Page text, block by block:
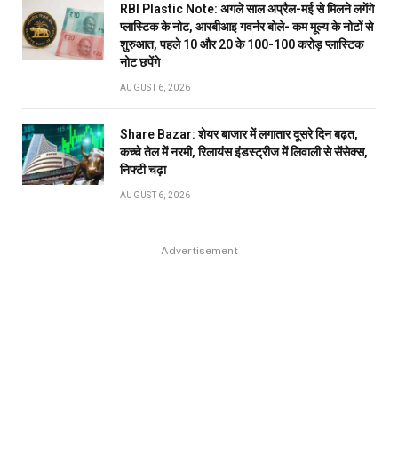
RBI Plastic Note: अगले साल अप्रैल-मई से मिलने लगेंगे
प्लास्टिक के नोट, आरबीआइ गवर्नर बोले- कम मूल्य के नोटों से
शुरुआत, पहले 10 और 20 के 100-100 करोड़ प्लास्टिक
नोट छपेंगे
AUGUST 6, 2026
Share Bazar: शेयर बाजार में लगातार दूसरे दिन बढ़त,
कच्चे तेल में नरमी, रिलायंस इंडस्ट्रीज में लिवाली से सेंसेक्स,
निफ्टी चढ़ा
AUGUST 6, 2026
Advertisement